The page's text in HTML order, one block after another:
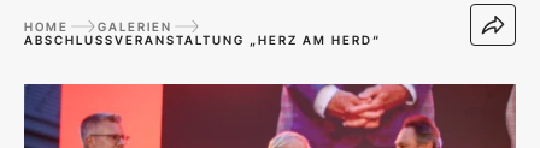
HOME
GALERIEN
ABSCHLUSSVERANSTALTUNG „HERZ AM HERD“